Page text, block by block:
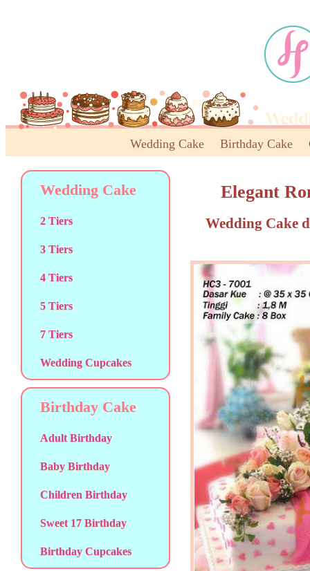
Wedding Cake Birthday Cake
Wedding Cake
2 Tiers
3 Tiers
4 Tiers
5 Tiers
7 Tiers
Wedding Cupcakes
Birthday Cake
Adult Birthday
Baby Birthday
Children Birthday
Sweet 17 Birthday
Birthday Cupcakes
Elegant
Wedding Cake